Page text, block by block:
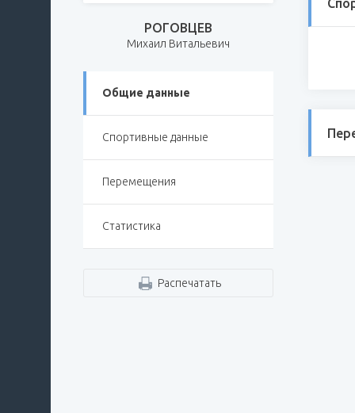
РОГОВЦЕВ
Михаил Витальевич
Общие данные
Спортивные данные
Перемещения
Статистика
Распечатать